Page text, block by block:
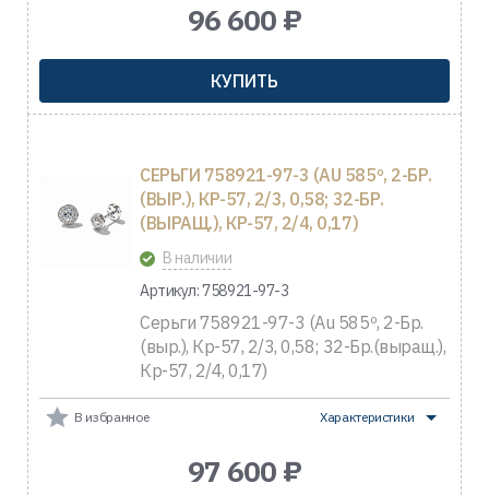
96 600 ₽
КУПИТЬ
СЕРЬГИ 758921-97-3 (AU 585º, 2-БР.
(ВЫР.), КР-57, 2/3, 0,58; 32-БР.
(ВЫРАЩ.), КР-57, 2/4, 0,17)
В наличии
Артикул: 758921-97-3
Серьги 758921-97-3 (Au 585º, 2-Бр.
(выр.), Кр-57, 2/3, 0,58; 32-Бр.(выращ.),
Кр-57, 2/4, 0,17)
В избранное Характеристики
97 600 ₽